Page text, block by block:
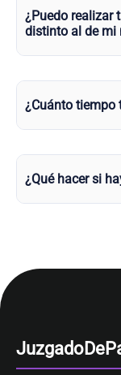
¿Puedo realizar
distinto al de mi
¿Cuánto tiempo
¿Qué hacer si